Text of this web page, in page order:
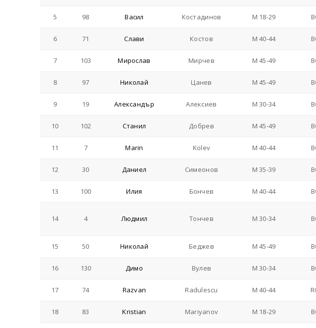
5 98 Васил Костадинов M 18-29
6 71 Слави Костов M 40-44
7 103 Мирослав Мирчев M 45-49
8 97 Николай Цанев M 45-49
9 19 Александър Алексиев M 30-34
10 102 Станил Добрев M 45-49
11 7 Marin Kolev M 40-44
12 30 Даниел Симеонов M 35-39
13 100 Илия Бончев M 40-44
14 4 Людмил Тончев M 30-34
15 50 Николай Беджев M 45-49
16 130 Димо Вулев M 30-34
17 74 Razvan Radulescu M 40-44
18 83 Kristian Mariyanov M 18-29